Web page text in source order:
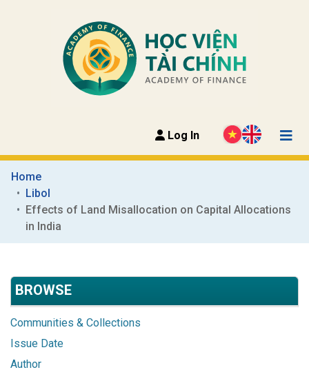
Log In
Home
Libol
Effects of Land Misallocation on Capital Allocations
in India
BROWSE
Communities & Collections
Issue Date
Author